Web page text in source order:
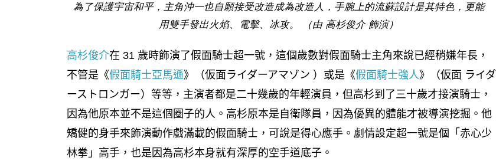
為了保護宇宙和平，主角沖一也自願接受改造成為改造人，手腕上的流蘇設計是其特色，更能
用雙手發出火焰、電擊、冰攻。 （由 高杉俊介 飾演）
高杉俊介在 31 歲時飾演了假面騎士超一號，這個歲數對假面騎士主角來說已經稍嫌年長，
不管是《假面騎士亞馬遜》（仮面ライダーアマゾン ）或是《假面騎士強人》（仮面 ライダ
ーストロンガー）等等，主演者都是二十幾歲的年輕演員，但高杉到了三十歲才接演騎士，
因為他原本並不是這個圈子的人。高杉原本是自衛隊員，因為優異的體能才被導演挖掘。他
矯健的身手來飾演動作戲滿載的假面騎士，可說是得心應手。劇情設定超一號是個「赤心少
林拳」高手，也是因為高杉本身就有深厚的空手道底子。